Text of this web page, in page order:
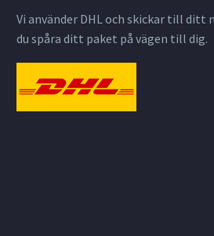
Vi använder DHL och skickar till ditt
du spåra ditt paket på vägen till dig.